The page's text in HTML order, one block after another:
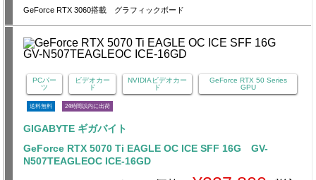
GeForce RTX 3060搭載 グラフィックボード
PCパー
ツ
ビデオカー
ド
NVIDIAビデオカー
ド
GeForce RTX 50 Series
GPU
送料無料 24時間以内に出荷
GIGABYTE ギガバイト
GeForce RTX 5070 Ti EAGLE OC ICE SFF 16G GV-
N507TEAGLEOC ICE-16GD